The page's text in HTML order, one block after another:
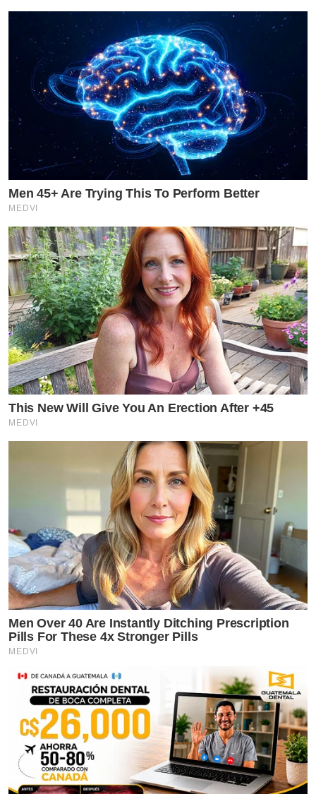
Men 45+ Are Trying This To Perform Better
MEDVI
This New Will Give You An Erection After +45
MEDVI
Men Over 40 Are Instantly Ditching Prescription
Pills For These 4x Stronger Pills
MEDVI